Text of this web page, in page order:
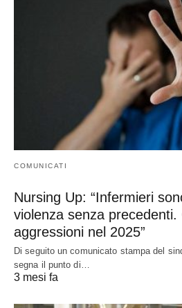
COMUNICATI
Nursing Up: “Infermieri
violenza senza
aggressioni nel 2025”
Di seguito un comunicato stampa del
segna il punto di…
3 mesi fa